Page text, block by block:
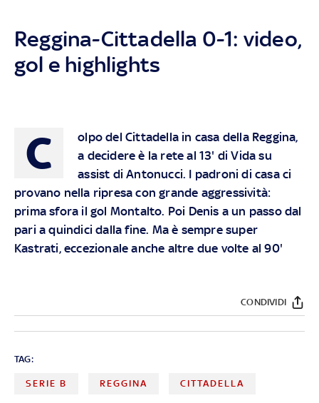
Reggina-Cittadella 0-1: video,
gol e highlights
C
olpo del Cittadella in casa della Reggina,
a decidere è la rete al 13' di Vida su
assist di Antonucci. I padroni di casa ci
provano nella ripresa con grande aggressività:
prima sfora il gol Montalto. Poi Denis a un passo dal
pari a quindici dalla fine. Ma è sempre super
Kastrati, eccezionale anche altre due volte al 90'
CONDIVIDI
TAG:
SERIE B REGGINA CITTADELLA